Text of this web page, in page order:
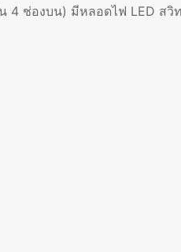
4 ช่องบน) มีหลอดไฟ LED สวิ